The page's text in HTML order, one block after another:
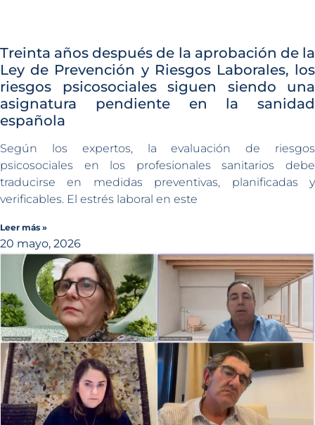
Treinta años después de la aprobación de la
Ley de Prevención y Riesgos Laborales, los
riesgos psicosociales siguen siendo una
asignatura pendiente en la sanidad
española
Según los expertos, la evaluación de riesgos
psicosociales en los profesionales sanitarios debe
traducirse en medidas preventivas, planificadas y
verificables. El estrés laboral en este
Leer más »
20 mayo, 2026